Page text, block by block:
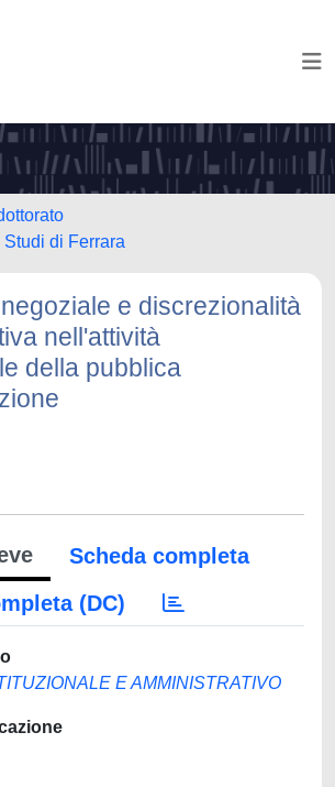
di Ferrara
e discrezionalità
nell'attività
della pubblica
Scheda completa
(DC)
E AMMINISTRATIVO